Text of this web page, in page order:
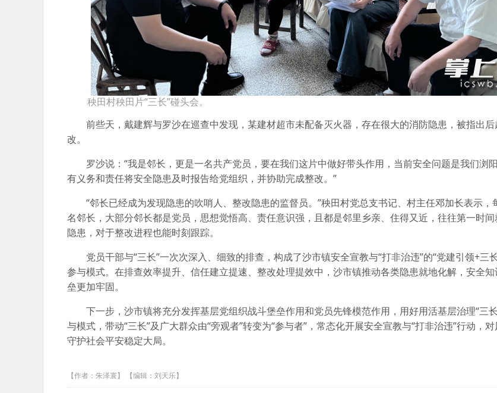
秧田村秧田片“三长”碰头会。
前些天，戴建辉与罗沙在巡查中发现，某建材超市未配备灭火器，存在很大的消防隐患，被指出
改。
罗沙说：“我是邻长，更是一名共产党员，要在我们这片中做好带头作用，当前安全问题是我们浏
有义务和责任将安全隐患及时报告给党组织，并协助完成整改。”
“邻长已经成为发现隐患的吹哨人、整改隐患的监督员。”秧田村党总支书记、村主任邓加长表示，
名邻长，大部分邻长都是党员，思想觉悟高、责任意识强，且都是邻里乡亲、住得又近，往往第一时
隐患，对于整改进程也能时刻跟踪。
党员干部与“三长”一次次深入、细致的排查，构成了沙市镇安全宣教与“打非治违”的“党建引领+三
参与模式。在排查效率提升、信任建立提速、整改处理提效中，沙市镇推动各类隐患就地化解，安全
垒更加牢固。
下一步，沙市镇将充分发挥基层党组织战斗堡垒作用和党员先锋模范作用，用好用活基层治理“三
与模式，带动“三长”及广大群众由“旁观者”转变为“参与者”，常态化开展安全宣教与“打非治违”行动，
守护社会平安稳定大局。
【作者：朱泽寰】 【编辑：刘天乐】